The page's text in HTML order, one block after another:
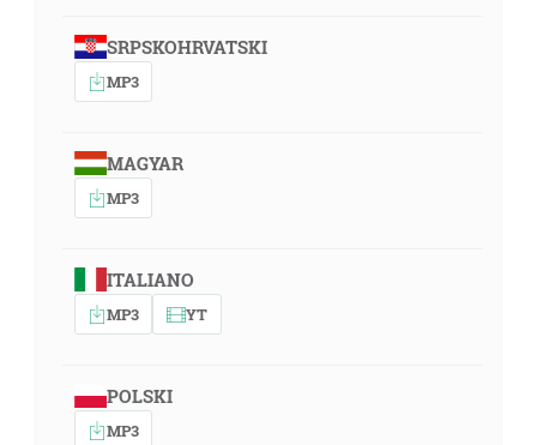
SRPSKOHRVATSKI
MP3
MAGYAR
MP3
ITALIANO
MP3 YT
POLSKI
MP3